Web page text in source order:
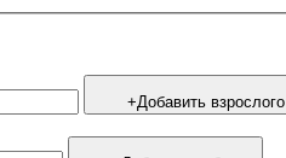
+Добавить взрослого